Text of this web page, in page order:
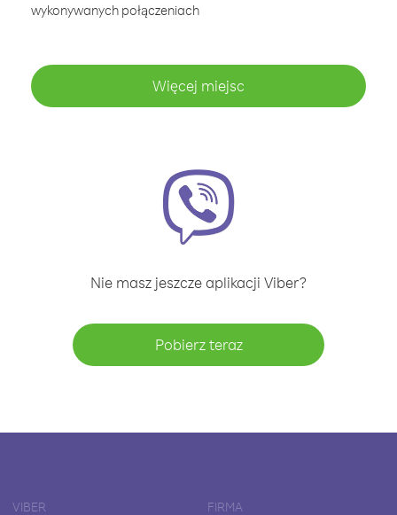
wykonywanych połączeniach
Więcej miejsc
Nie masz jeszcze aplikacji Viber?
Pobierz teraz
VIBER FIRMA